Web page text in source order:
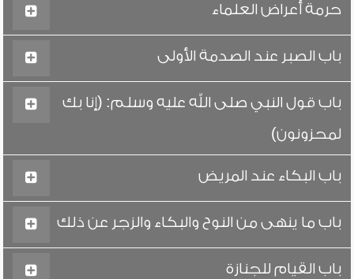
حرمة أعراض العلماء
باب الصبر عند الصدمة الأولى
باب قول النبي صلى الله عليه وسلم: (إنا بك
لمحزونون)
باب البكاء عند المريض
باب ما ينهى من النوح والبكاء والزجر عن ذلك
باب القيام للجنازة